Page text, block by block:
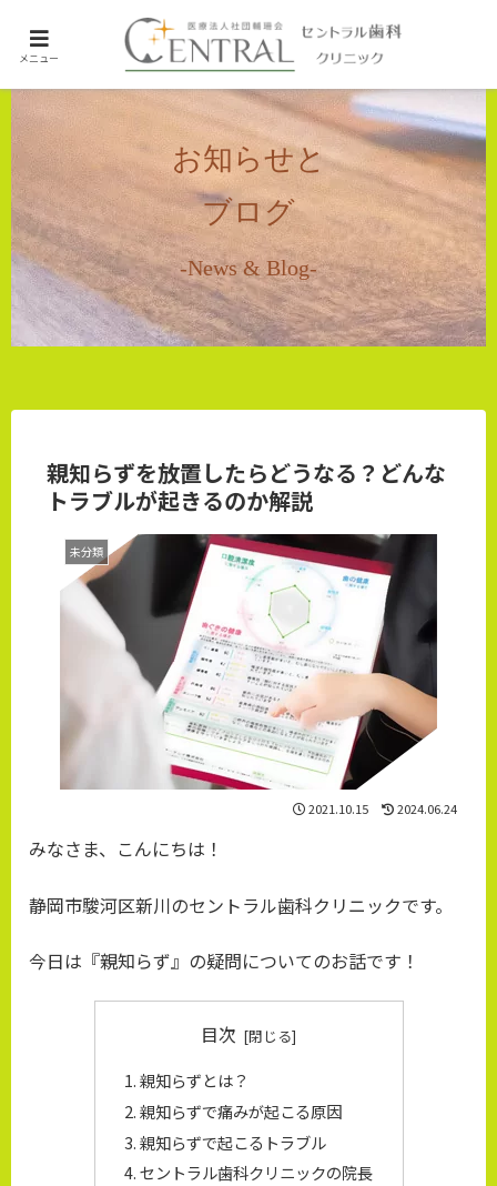
お知らせと
ブログ
-News & Blog-
ホーム
未分類
親知らずを放置したらどうなる？どんな
トラブルが起きるのか解説
未分類
2021.10.15 2024.06.24
みなさま、こんにちは！
静岡市駿河区新川のセントラル歯科クリニックです。
今日は『親知らず』の疑問についてのお話です！
目次
親知らずとは？
親知らずで痛みが起こる原因
親知らずで起こるトラブル
セントラル歯科クリニックの院長
メニュー